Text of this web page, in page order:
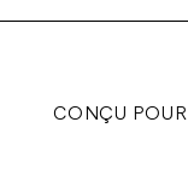
CONÇU